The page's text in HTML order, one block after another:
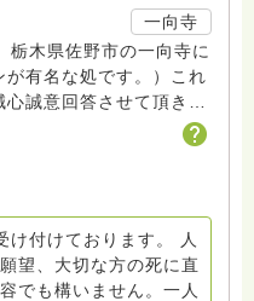
一向寺
栃木県佐野市の一向寺に
有名な処です。）これ
誠意回答させて頂きた
の身ですので至らぬ点あ
て参りましょうね。お
い。
け付けております。 人
望、大切な方の死に直
でも構いません。一人